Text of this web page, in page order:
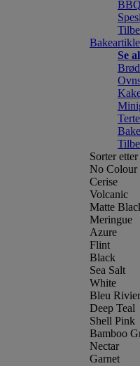
Se
Sorter
No Colour
Cerise
Volcanic
Matte
Meringue
Azure
Flint
Black
Sea Salt
White
Bleu
Deep Teal
Shell Pink
Bamboo
Nectar
Garnet